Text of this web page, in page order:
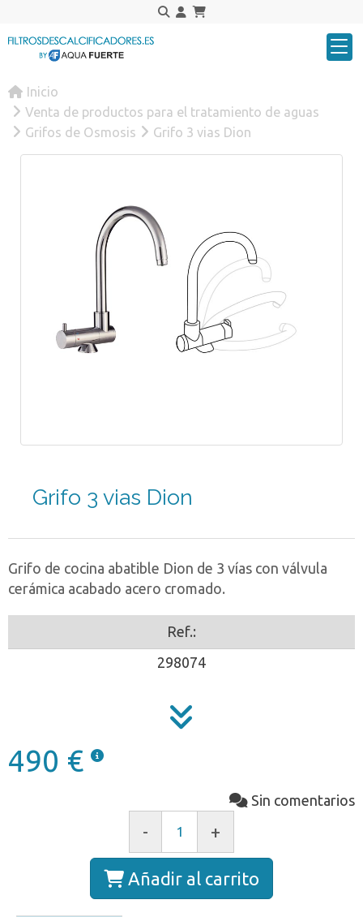
Inicio
Venta de productos para el tratamiento de aguas
Grifos de Osmosis
Grifo 3 vias Dion
Grifo 3 vias Dion
Grifo de cocina abatible Dion de 3 vías con válvula
cerámica acabado acero cromado.
Ref.:
298074
490 €
Sin comentarios
- +
Añadir al carrito